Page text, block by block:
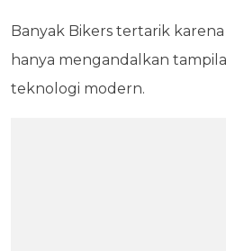
Banyak Bikers tertarik
hanya mengandalkan
teknologi modern.